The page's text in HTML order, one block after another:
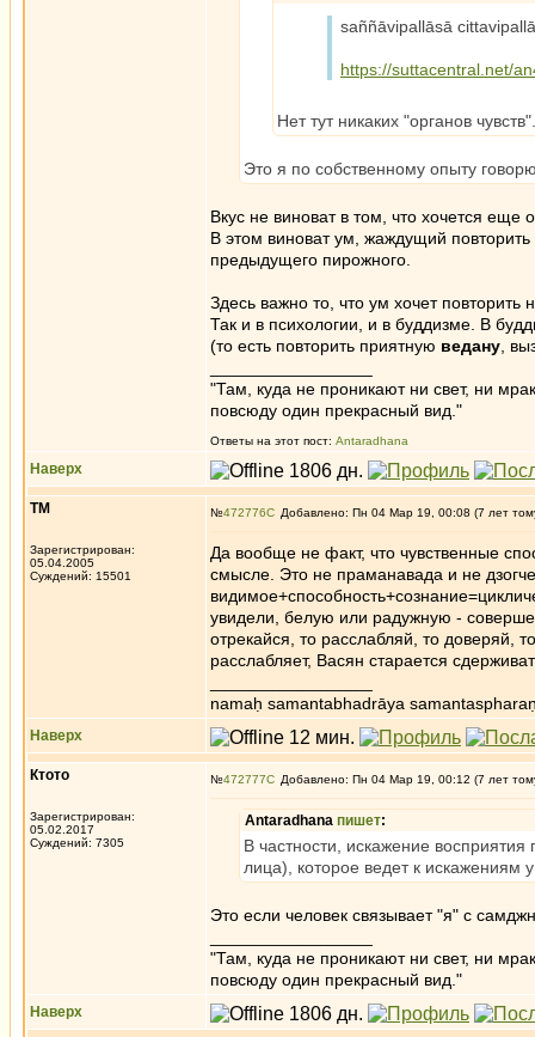
saññāvipallāsā
https://suttacentral.net/
Нет тут никаких "органов
Это я по собственному опыту
Вкус не виноват в том, что хочется еще
В этом виноват ум, жаждущий
предыдущего пирожного.
Здесь важно то, что ум хочет
Так и в психологии, и в буддизме. В
(то есть повторить приятную ведану ,
"Там, куда не проникают ни свет, ни
повсюду один прекрасный вид."
Ответы на этот пост: Antaradhana
Наверх
ТМ
Зарегистрирован:
05.04.2005
Суждений: 15501
№472776 Добавлено: Пн 04 Мар 19, 00:08 (7 лет
Да вообще не факт, что чувственные
смысле. Это не праманавада и не
увидели, белую или радужную -
отрекайся, то расслабляй, то доверяй,
расслабляет, Васян старается
namaḥ samantabhadrāya
Наверх
Ктото
Зарегистрирован:
05.02.2017
Суждений: 7305
№472777 Добавлено: Пн 04 Мар 19, 00:12 (7 лет
Antaradhana пишет:
В частности, искажение восприятия
лица), которое ведет к
Это если человек связывает "я" с
"Там, куда не проникают ни свет, ни
повсюду один прекрасный вид."
Наверх